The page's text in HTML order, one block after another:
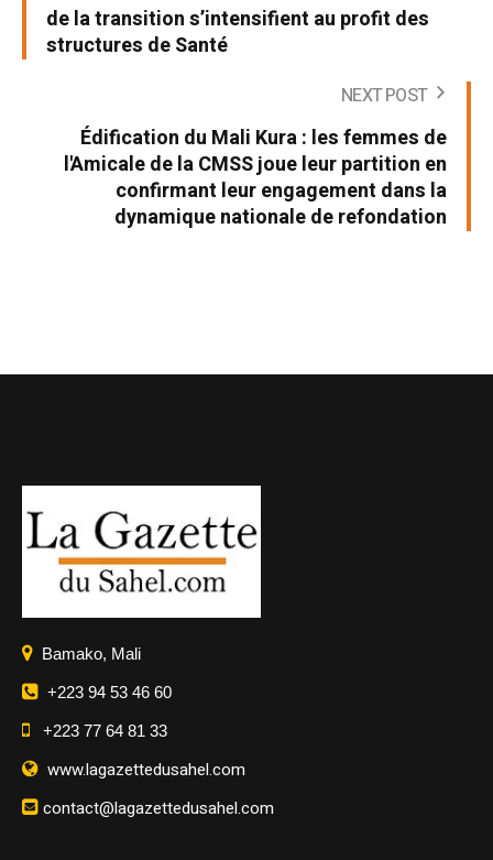
de la transition s’intensifient au profit des
structures de Santé
NEXT POST
Édification du Mali Kura : les femmes de
l'Amicale de la CMSS joue leur partition en
confirmant leur engagement dans la
dynamique nationale de refondation
Bamako, Mali
+223 94 53 46 60
+223 77 64 81 33
www.lagazettedusahel.com
contact@lagazettedusahel.com